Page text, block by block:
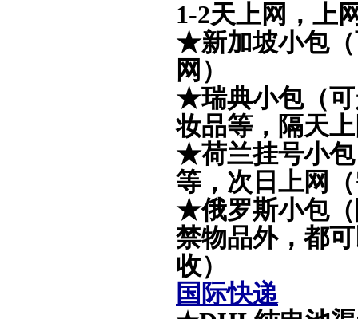
1-2天上网，上
★新加坡小包（
网）
★瑞典小包（可
妆品等，隔天
★荷兰挂号小包
等，次日 上网
★俄罗斯小包（
禁物品外，都
收）
国际快递